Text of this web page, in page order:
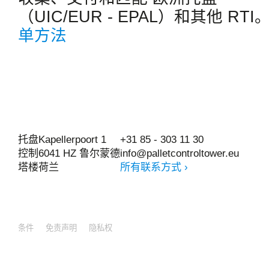
（UIC/EUR - EPAL）和其他 RTI
单方法
托盘
控制
塔楼
Kapellerpoort 1
6041 HZ 鲁尔蒙德
荷兰
+31 85 - 303 11 30
info@palletcontroltower.eu
所有联系方式 ›
条件 免责声明 隐私权